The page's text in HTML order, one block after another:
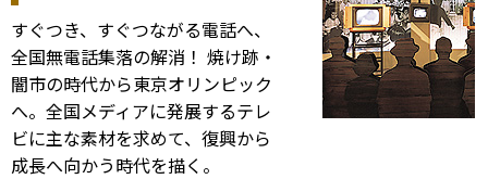
すぐつき、すぐつながる電話へ、
全国無電話集落の解消！ 焼け跡・
闇市の時代から東京オリンピック
へ。全国メディアに発展するテレ
ビに主な素材を求めて、復興から
成長へ向かう時代を描く。